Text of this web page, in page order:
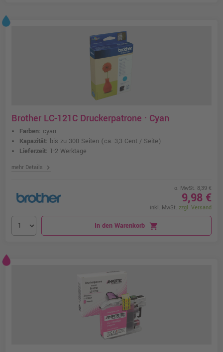
Brother LC-121C Druckerpatrone · Cyan
Farben: cyan
Kapazität: bis zu 300 Seiten (ca. 3,3 Cent / Seite)
Lieferzeit: 1-2 Werktage
mehr Details chevron_right
o. MwSt. 8,39 €
9,98 €
inkl. MwSt. zzgl. Versand
In den Warenkorb shopping_cart